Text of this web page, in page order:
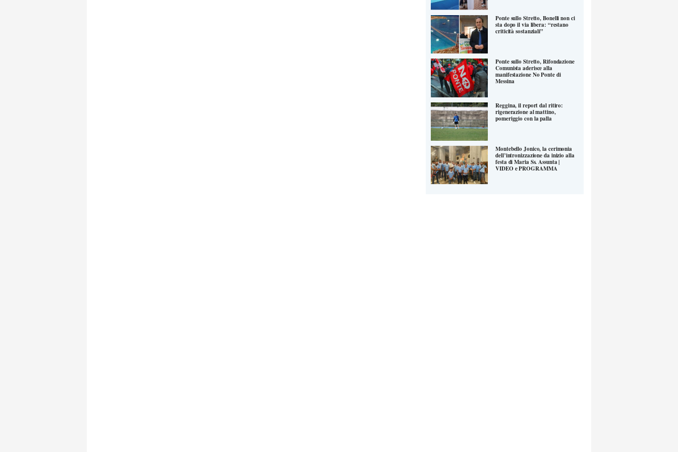
Ponte sullo Stretto, Bonelli non ci
sta dopo il via libera: “restano
criticità sostanziali”
Ponte sullo Stretto, Rifondazione
Comunista aderisce alla
manifestazione No Ponte di
Messina
Reggina, il report dal ritiro:
rigenerazione al mattino,
pomeriggio con la palla
Montebello Jonico, la cerimonia
dell’intronizzazione da inizio alla
festa di Maria Ss. Assunta |
VIDEO e PROGRAMMA